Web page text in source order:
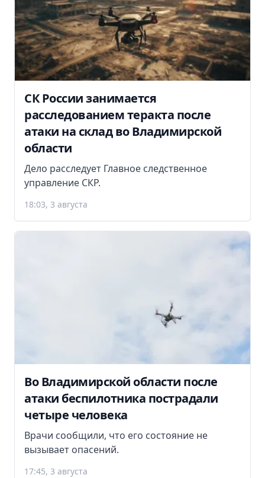
СК России занимается
расследованием теракта после
атаки на склад во Владимирской
области
Дело расследует Главное следственное
управление СКР.
18:03, 3 августа
Во Владимирской области после
атаки беспилотника пострадали
четыре человека
Врачи сообщили, что его состояние не
вызывает опасений.
17:45, 3 августа